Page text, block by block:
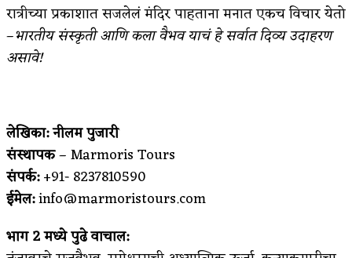
रात्रीच्या प्रकाशात सजलेलं मंदिर पाहताना मनात एकच विचार येतो
–भारतीय संस्कृती आणि कला वैभव याचं हे सर्वात दिव्य उदाहरण
असावे!
लेखिका: नीलम पुजारी
संस्थापक– Marmoris Tours
संपर्क:+91- 8237810590
ईमेल:info@marmoristours.com
भाग2मध्ये पुढे वाचाल: